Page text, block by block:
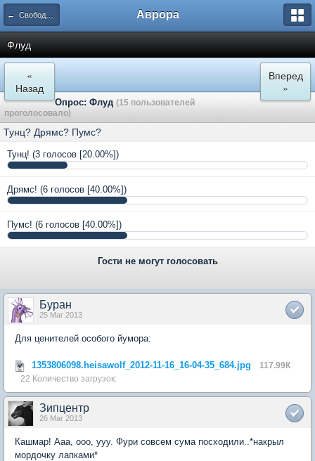
← Свободная зона Аврора
Флуд
«
Назад
Вперед
»
Опрос: Флуд (15 пользователей
проголосовало)
Тунц? Дрямс? Пумс?
Тунц! (3 голосов [20.00%])
Дрямс! (6 голосов [40.00%])
Пумс! (6 голосов [40.00%])
Гости не могут голосовать
Буран
25 Mar 2013
Для ценителей особого йумора:
1353806098.heisawolf_2012-11-16_16-04-35_684.jpg
117.99К
22 Количество загрузок:
Зипцентр
26 Mar 2013
Кашмар! Ааа, ооо, ууу. Фури совсем сума посходили..*накрыл
мордочку лапками*